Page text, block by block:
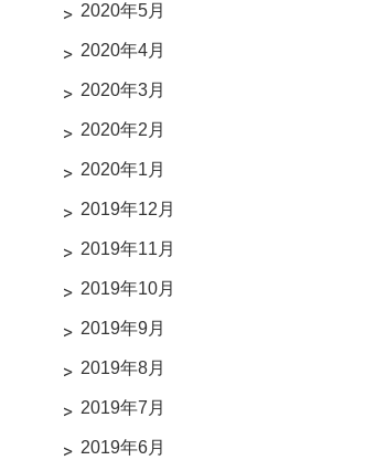
2020年5月
2020年4月
2020年3月
2020年2月
2020年1月
2019年12月
2019年11月
2019年10月
2019年9月
2019年8月
2019年7月
2019年6月